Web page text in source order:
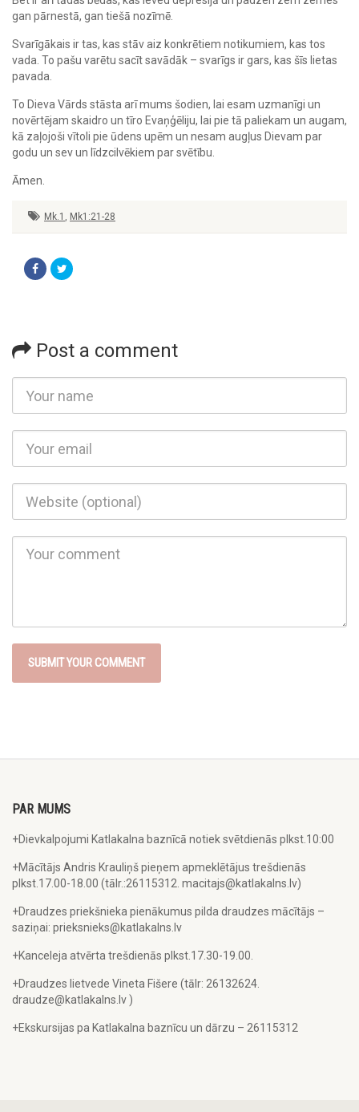
gan pārnestā, gan tiešā nozīmē.
Svarīgākais ir tas, kas stāv aiz konkrētiem notikumiem, kas tos
vada. To pašu varētu sacīt savādāk – svarīgs ir gars, kas šīs lietas
pavada.
To Dieva Vārds stāsta arī mums šodien, lai esam uzmanīgi un
novērtējam skaidro un tīro Evaņģēliju, lai pie tā paliekam un augam,
kā zaļojoši vītoli pie ūdens upēm un nesam augļus Dievam par
godu un sev un līdzcilvēkiem par svētību.
Āmen.
Mk.1 , Mk1:21-28
Post a comment
PAR MUMS
+Dievkalpojumi Katlakalna baznīcā notiek svētdienās plkst.10:00
+Mācītājs Andris Krauliņš pieņem apmeklētājus trešdienās
plkst.17.00-18.00 (tālr.:26115312. macitajs@katlakalns.lv)
+Draudzes priekšnieka pienākumus pilda draudzes mācītājs –
saziņai: prieksnieks@katlakalns.lv
+Kanceleja atvērta trešdienās plkst.17.30-19.00.
+Draudzes lietvede Vineta Fišere (tālr: 26132624.
draudze@katlakalns.lv )
+Ekskursijas pa Katlakalna baznīcu un dārzu – 26115312